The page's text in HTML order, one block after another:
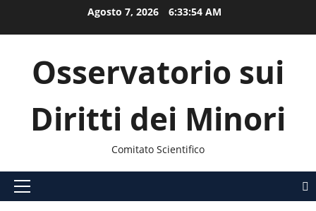
Agosto 7, 2026 6:33:54 AM
Osservatorio sui
Diritti dei Minori
Comitato Scientifico
Menu